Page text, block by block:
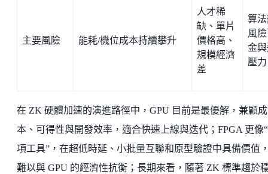
主要風險 能耗/機位成本持續攀升
人才稀
缺、單片
價格高、
規模經濟
差
算
風
金
壓力
在 ZK 硬體加速的演進路徑中，GPU 目前是最優解，兼顧成
本、可得性與開發效率，適合快速上線與迭代；FPGA 更像
項工具”，在超低時延、小批量互聯和原型驗證中具備價值
難以與 GPU 的經濟性抗衡；長期來看，隨著 ZK 標準趨於